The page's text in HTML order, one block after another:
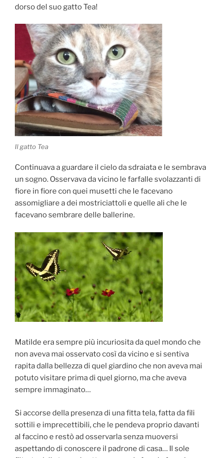
dorso del suo gatto Tea!
Il gatto Tea
Continuava a guardare il cielo da sdraiata e le sembrava
un sogno. Osservava da vicino le farfalle svolazzanti di
fiore in fiore con quei musetti che le facevano
assomigliare a dei mostriciattoli e quelle ali che le
facevano sembrare delle ballerine.
Matilde era sempre più incuriosita da quel mondo che
non aveva mai osservato così da vicino e si sentiva
rapita dalla bellezza di quel giardino che non aveva mai
potuto visitare prima di quel giorno, ma che aveva
sempre immaginato…
Si accorse della presenza di una fitta tela, fatta da fili
sottili e imprecettibili, che le pendeva proprio davanti
al faccino e restò ad osservarla senza muoversi
aspettando di conoscere il padrone di casa… Il sole